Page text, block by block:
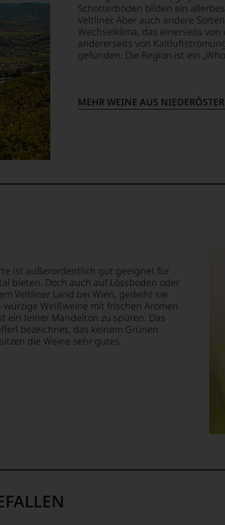
Schotterböden bilden ein
Veltliner. Aber auch andere
Wechselklima, das einerseits
andererseits von
gefunden. Die Region ist ein
MEHR WEINE AUS
ist außerordentlich gut geeignet für
bieten. Doch auch auf Lössboden oder
Veltliner Land bei Wien, gedeiht sie
Weißweine mit frischen Aromen
ein feiner Mandelton zu spüren. Das
bezeichnet, das keinem Grünen
die Weine sehr gutes